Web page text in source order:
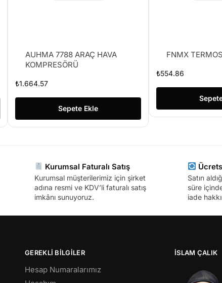
AUHMA 7788 ARAÇ HAVA
KOMPRESÖRÜ
₺1.664.57
Sepete Ekle
FNMX TERMOS
₺554.86
Kurumsal Faturalı Satış
Kurumsal müşterilerimiz için şirket
adına resmi ve KDV’li faturalı satış
imkânı sunuyoruz.
Satın
süre
iade
GEREKLİ BİLGİLER
Hesap Numaralarımız
İSLAM ÇALIK